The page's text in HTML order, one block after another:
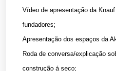
Vídeo de apresentação da
fundadores;
Apresentação dos espaços da
Roda de conversa/explicação
construção á seco;